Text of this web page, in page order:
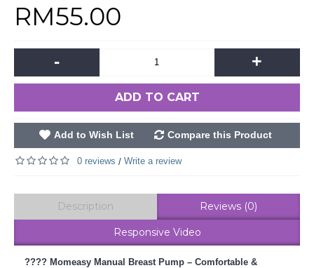
RM55.00
- +
ADD TO CART
Add to Wish List Compare this Product
0 reviews / Write a review
Description Reviews (0)
Responsive Video
???? Momeasy Manual Breast Pump – Comfortable &